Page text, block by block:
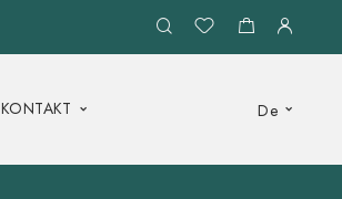
KONTAKT De